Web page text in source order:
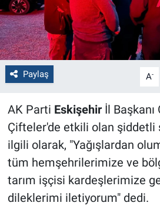
Paylaş A-
AK Parti Eskişehirİl Başkanı
Çifteler'de etkili olan şiddetli
ilgili olarak, "Yağışlardan
tüm hemşehrilerimize ve
tarım işçisi kardeşlerimize
dileklerimi iletiyorum" dedi.
Bilecik
Kütahya
Gezi
Genel
Çevre
Yerel
Magazin